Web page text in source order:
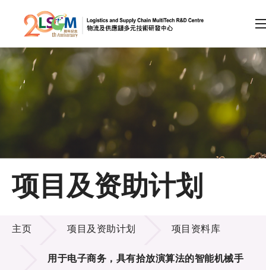
跳到内容（按回车键）
会员登录
A A EN 繁 简
主页
关于LSCM
技术商品化
项目及资助计划
项目及资助计划
项目及资助计划
主页 项目及资助计划 项目资料库
用于电子商务，具有拾放演算法的智能机械手